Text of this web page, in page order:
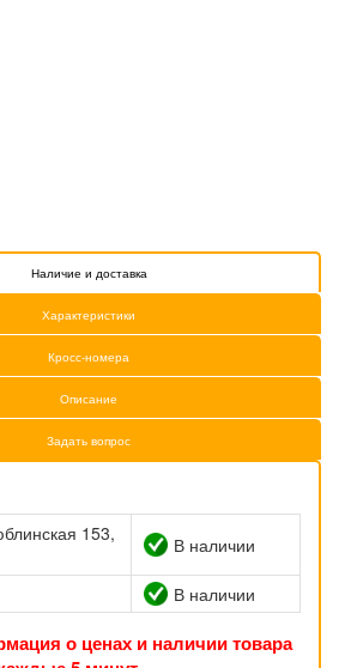
Наличие и доставка
Характеристики
Кросс-номера
Описание
Задать вопрос
153,
В наличии
В наличии
о ценах и наличии товара